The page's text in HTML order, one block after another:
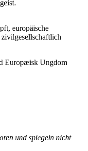
europäische
Europæisk Ungdom
und spiegeln nicht